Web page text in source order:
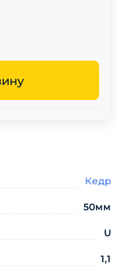
Кедр
50мм
U
1,1